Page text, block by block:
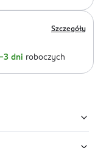
Szczegóły
3 dni roboczych